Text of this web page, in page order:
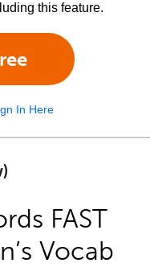
this feature.
In Here
FAST
Vocab